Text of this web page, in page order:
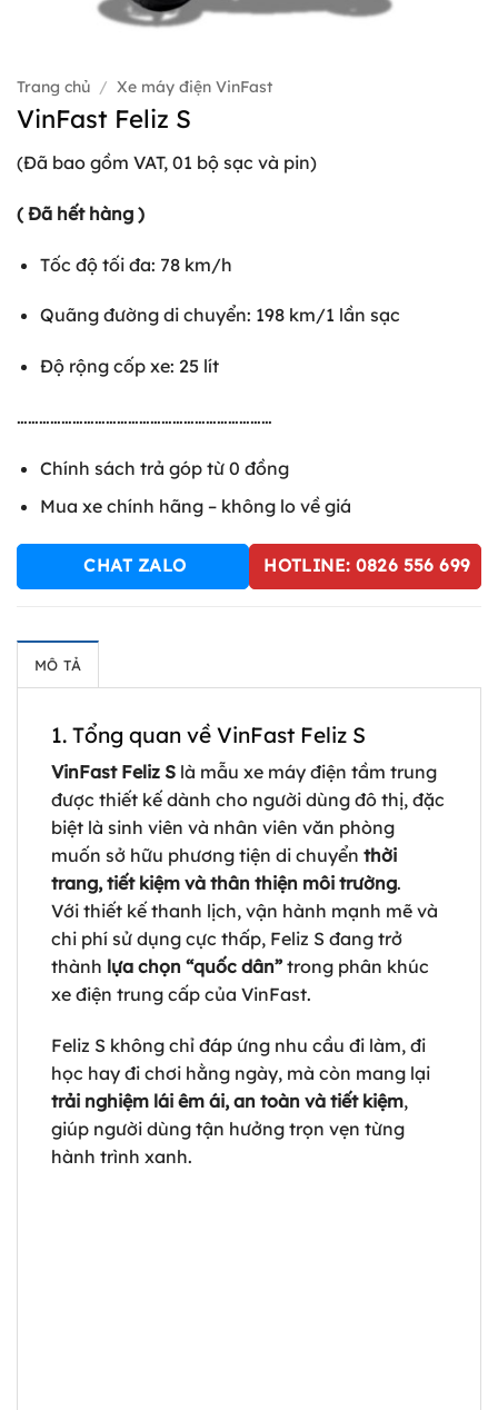
Trang chủ / Xe máy điện VinFast
VinFast Feliz S
(Đã bao gồm VAT, 01 bộ sạc và pin)
( Đã hết hàng )
Tốc độ tối đa: 78 km/h
Quãng đường di chuyển: 198 km/1 lần sạc
Độ rộng cốp xe: 25 lít
……………………………………………………………
Chính sách trả góp từ 0 đồng
Mua xe chính hãng – không lo về giá
CHAT ZALO HOTLINE: 0826 556 699
MÔ TẢ
1. Tổng quan về VinFast Feliz S
VinFast Feliz S là mẫu xe máy điện tầm trung
được thiết kế dành cho người dùng đô thị, đặc
biệt là sinh viên và nhân viên văn phòng
muốn sở hữu phương tiện di chuyển thời
trang, tiết kiệm và thân thiện môi trường.
Với thiết kế thanh lịch, vận hành mạnh mẽ và
chi phí sử dụng cực thấp, Feliz S đang trở
thành lựa chọn “quốc dân” trong phân khúc
xe điện trung cấp của VinFast.
Feliz S không chỉ đáp ứng nhu cầu đi làm, đi
học hay đi chơi hằng ngày, mà còn mang lại
trải nghiệm lái êm ái, an toàn và tiết kiệm,
giúp người dùng tận hưởng trọn vẹn từng
hành trình xanh.